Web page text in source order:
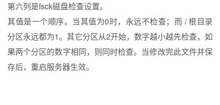
第六列是fsck磁盘检查设置。
其值是一个顺序。当其值为0时，永远不检查；而 / 根目录
分区永远都为1。其它分区从2开始，数字越小越先检查，如
果两个分区的数字相同，则同时检查。 当修改完此文件并保
存后，重启服务器生效。